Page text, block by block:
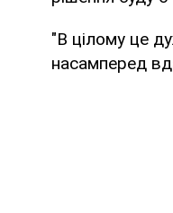
"В цілому це
насамперед